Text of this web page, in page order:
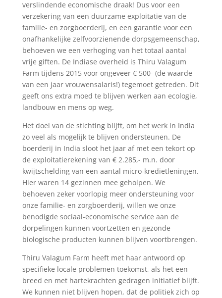
verslindende economische draak! Dus voor een
verzekering van een duurzame exploitatie van de
familie- en zorgboerderij, en een garantie voor een
onafhankelijke zelfvoorzienende dorpsgemeenschap,
behoeven we een verhoging van het totaal aantal
vrije giften. De Indiase overheid is Thiru Valagum
Farm tijdens 2015 voor ongeveer € 500- (de waarde
van een jaar vrouwensalaris!) tegemoet getreden. Dit
geeft ons extra moed te blijven werken aan ecologie,
landbouw en mens op weg.
Het doel van de stichting blijft, om het werk in India
zo veel als mogelijk te blijven ondersteunen. De
boerderij in India sloot het jaar af met een tekort op
de exploitatierekening van € 2.285,- m.n. door
kwijtschelding van een aantal micro-kredietleningen.
Hier waren 14 gezinnen mee geholpen. We
behoeven zeker voorlopig meer ondersteuning voor
onze familie- en zorgboerderij, willen we onze
benodigde sociaal-economische service aan de
dorpelingen kunnen voortzetten en gezonde
biologische producten kunnen blijven voortbrengen.
Thiru Valagum Farm heeft met haar antwoord op
specifieke locale problemen toekomst, als het een
breed en met hartekrachten gedragen initiatief blijft.
We kunnen niet blijven hopen, dat de politiek zich op